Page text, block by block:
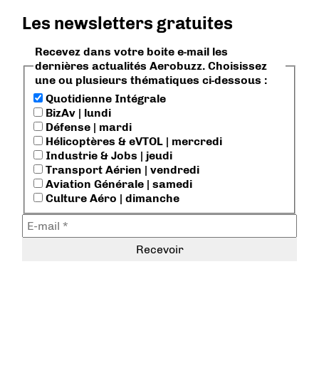
Les newsletters gratuites
Recevez dans votre boite e-mail les
dernières actualités Aerobuzz. Choisissez
une ou plusieurs thématiques ci-dessous :
Quotidienne Intégrale
BizAv | lundi
Défense | mardi
Hélicoptères & eVTOL | mercredi
Industrie & Jobs | jeudi
Transport Aérien | vendredi
Aviation Générale | samedi
Culture Aéro | dimanche